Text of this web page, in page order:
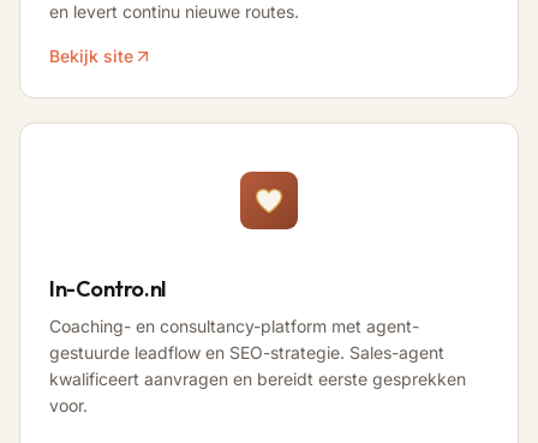
en levert continu nieuwe routes.
Bekijk site
In-Contro.nl
Coaching- en consultancy-platform met agent-
gestuurde leadflow en SEO-strategie. Sales-agent
kwalificeert aanvragen en bereidt eerste gesprekken
voor.